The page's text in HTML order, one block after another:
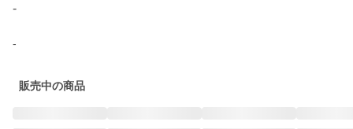
-
-
販売中の商品